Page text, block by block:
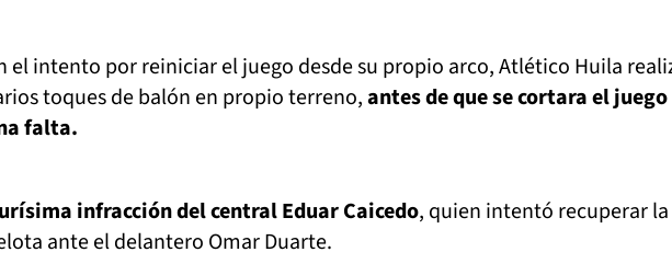
el intento por reiniciar el juego desde su propio arco, Atlético Huila
toques de balón en propio terreno,antes de que se cortara el
falta.
infracción del central Eduar Caicedo, quien intentó recuperar la
ante el delantero Omar Duarte.